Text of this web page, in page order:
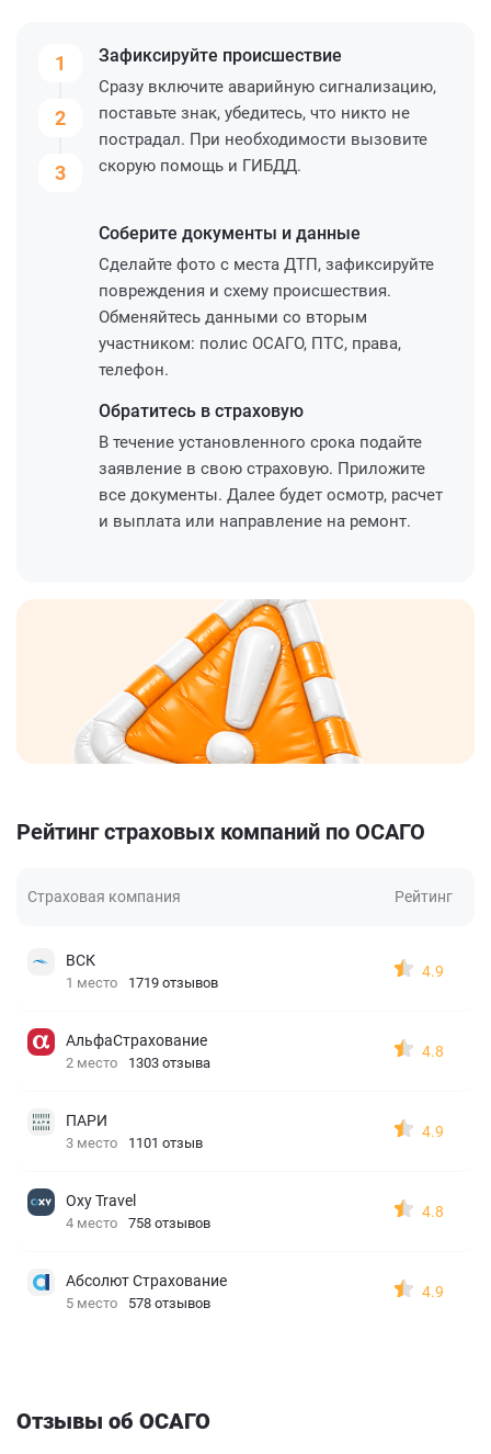
1
2
3
Зафиксируйте происшествие
Сразу включите аварийную сигнализацию,
поставьте знак, убедитесь, что никто не
пострадал. При необходимости вызовите
скорую помощь и ГИБДД.
Соберите документы и данные
Сделайте фото с места ДТП, зафиксируйте
повреждения и схему происшествия.
Обменяйтесь данными со вторым
участником: полис ОСАГО, ПТС, права,
телефон.
Обратитесь в страховую
В течение установленного срока подайте
заявление в свою страховую. Приложите
все документы. Далее будет осмотр, расчет
и выплата или направление на ремонт.
Рейтинг страховых компаний по ОСАГО
Страховая компания Рейтинг
ВСК
1 место 1719 отзывов
4.9
АльфаСтрахование
2 место 1303 отзыва
4.8
ПАРИ
3 место 1101 отзыв
4.9
Oxy Travel
4 место 758 отзывов
4.8
Абсолют Страхование
5 место 578 отзывов
4.9
Отзывы об ОСАГО